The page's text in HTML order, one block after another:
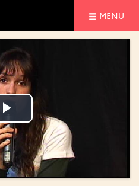
MENU
Lire
la
vidéo
Lire
la
vidéo